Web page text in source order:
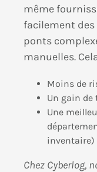
même
facilement des
ponts
manuelles.
Moins de
Un gain
Une
inventaire)
Chez Cyberlog,